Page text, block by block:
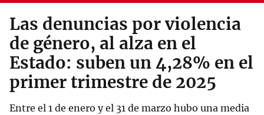
Las denuncias por violencia
de género, al alza en el
Estado: suben un 4,28% en el
primer trimestre de 2025
Entre el 1 de enero y el 31 de marzo hubo una media